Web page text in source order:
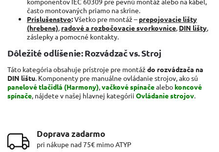
často montovaných priamo na skrine.
Príslušenstvo:Všetko pre montáž – prepojovacie lišty
(hrebene), radové a rozbočovacie svorkovnice, DIN lišty,
záslepky a pomocné kontakty.
Dôležité odlíšenie: Rozvádzač vs. Stroj
Táto kategória obsahuje prístroje pre montáž do rozvádzača na
DIN lištu. Komponenty pre manuálne ovládanie strojov, ako sú
panelové tlačidlá (Harmony),vačkové spínačealebo koncové
spínače, nájdete v našej hlavnej kategórii Ovládanie strojov.
Doprava zadarmo
pri nákupe nad 75€ mimo ATYP